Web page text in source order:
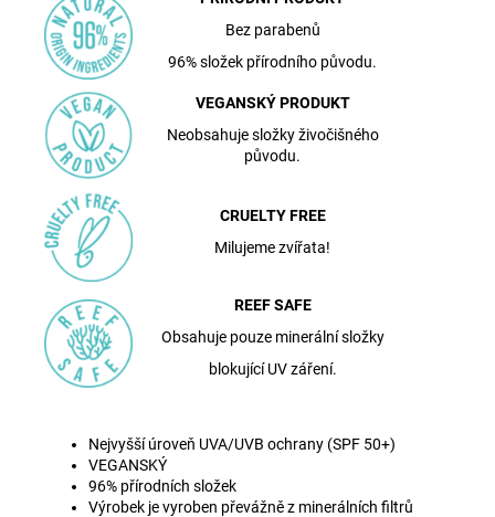
Bez parabenů
96% složek přírodního původu.
VEGANSKÝ PRODUKT
Neobsahuje složky živočišného
původu.
CRUELTY FREE
Milujeme zvířata!
REEF SAFE
Obsahuje pouze minerální složky
blokující UV záření.
Nejvyšší úroveň UVA/UVB ochrany (SPF 50+)
VEGANSKÝ
96% přírodních složek
Výrobek je vyroben převážně z minerálních filtrů